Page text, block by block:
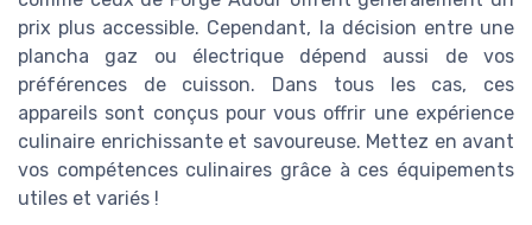
prix plus accessible. Cependant, la décision entre une
plancha gaz ou électrique dépend aussi de vos
préférences de cuisson. Dans tous les cas, ces
appareils sont conçus pour vous offrir une expérience
culinaire enrichissante et savoureuse. Mettez en avant
vos compétences culinaires grâce à ces équipements
utiles et variés !